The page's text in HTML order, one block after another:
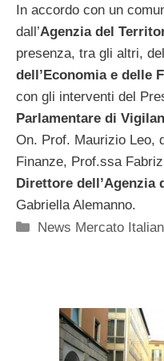
In accordo con un
dall’Agenzia del
presenza, tra gli altri,
dell’Economia e delle
con gli interventi del
Parlamentare di
On. Prof. Maurizio Leo,
Finanze, Prof.ssa
Direttore dell’Agenzia
Gabriella Alemanno.
Categorie
News Mercato